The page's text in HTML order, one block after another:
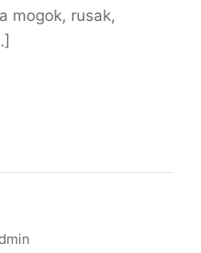
mogok, rusak,